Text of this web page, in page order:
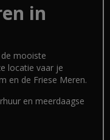
in
mooiste
locatie vaar je
en de Friese Meren.
en meerdaagse